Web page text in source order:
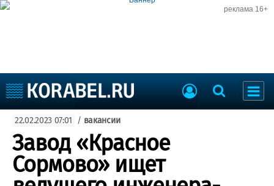
реклама 16+
Судоходство
Судоремонт
События
Пресс-релизы
Порты
Рыболовство
22.02.2023 07:01 / вакансии
Завод «Красное
Сормово» ищет